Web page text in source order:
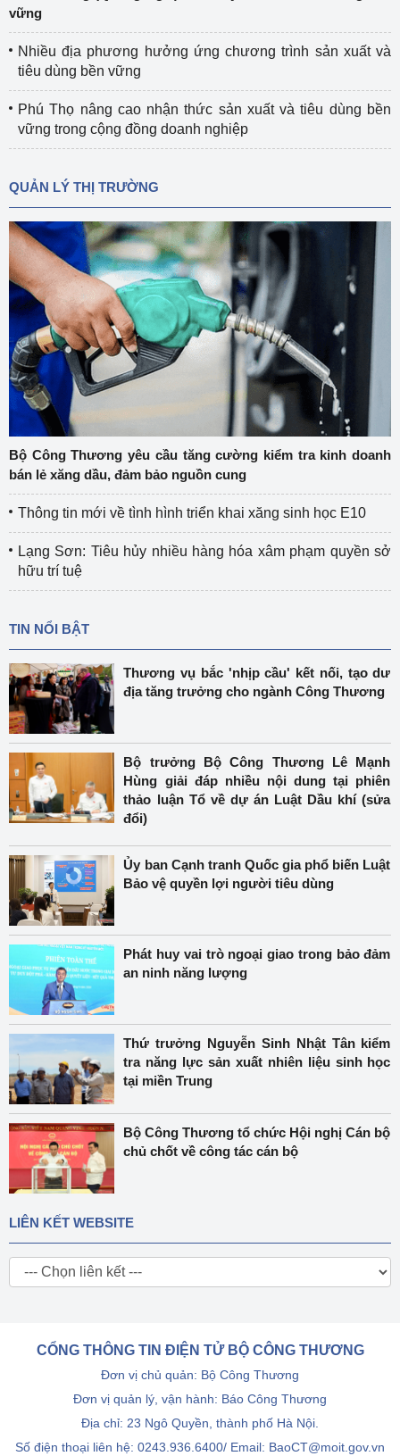
vững
Nhiều địa phương hưởng ứng chương trình sản xuất và
tiêu dùng bền vững
Phú Thọ nâng cao nhận thức sản xuất và tiêu dùng bền
vững trong cộng đồng doanh nghiệp
QUẢN LÝ THỊ TRƯỜNG
Bộ Công Thương yêu cầu tăng cường kiểm tra kinh doanh
bán lẻ xăng dầu, đảm bảo nguồn cung
Thông tin mới về tình hình triển khai xăng sinh học E10
Lạng Sơn: Tiêu hủy nhiều hàng hóa xâm phạm quyền sở
hữu trí tuệ
TIN NỔI BẬT
Thương vụ bắc 'nhịp cầu' kết nối, tạo dư
địa tăng trưởng cho ngành Công Thương
Bộ trưởng Bộ Công Thương Lê Mạnh
Hùng giải đáp nhiều nội dung tại phiên
thảo luận Tổ về dự án Luật Dầu khí (sửa
đổi)
Ủy ban Cạnh tranh Quốc gia phổ biến Luật
Bảo vệ quyền lợi người tiêu dùng
Phát huy vai trò ngoại giao trong bảo đảm
an ninh năng lượng
Thứ trưởng Nguyễn Sinh Nhật Tân kiểm
tra năng lực sản xuất nhiên liệu sinh học
tại miền Trung
Bộ Công Thương tổ chức Hội nghị Cán bộ
chủ chốt về công tác cán bộ
LIÊN KẾT WEBSITE
CỔNG THÔNG TIN ĐIỆN TỬ BỘ CÔNG THƯƠNG
Đơn vị chủ quản: Bộ Công Thương
Đơn vị quản lý, vận hành: Báo Công Thương
Địa chỉ: 23 Ngô Quyền, thành phố Hà Nội.
Số điện thoại liên hệ: 0243.936.6400/ Email: BaoCT@moit.gov.vn